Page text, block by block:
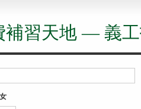
補習天地 — 義
女